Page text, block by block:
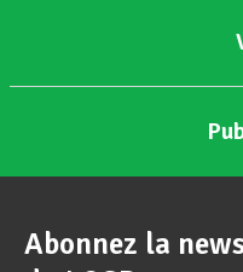
Abonnez la